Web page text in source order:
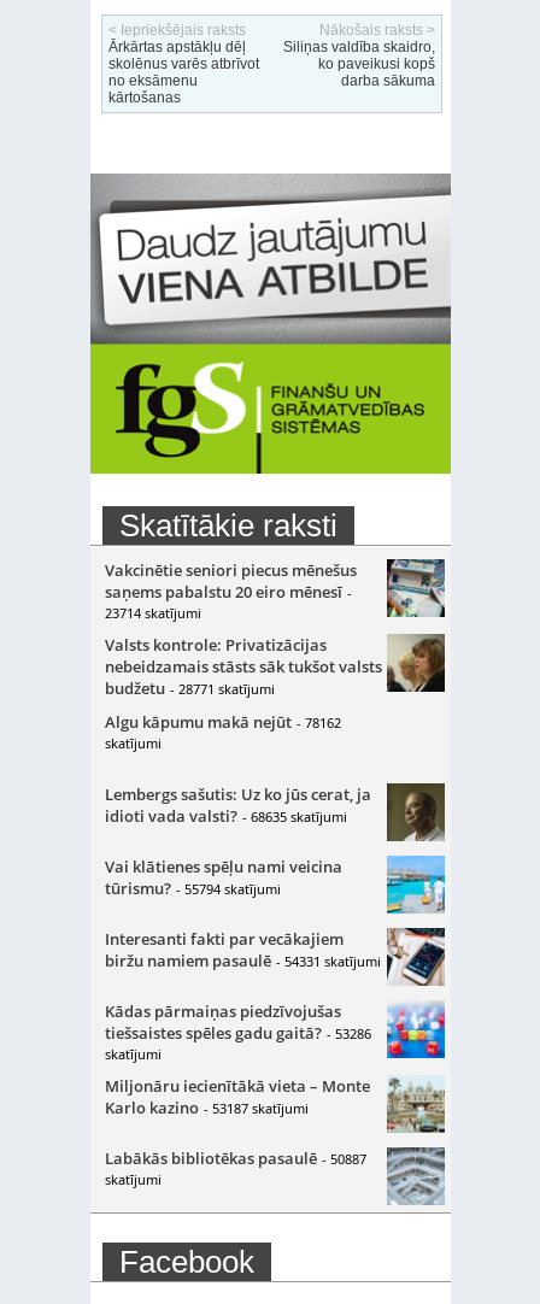
< Iepriekšējais raksts
Ārkārtas apstākļu dēļ
skolēnus varēs atbrīvot
no eksāmenu
kārtošanas
Nākošais raksts >
Siliņas valdība skaidro,
ko paveikusi kopš
darba sākuma
Skatītākie raksti
Vakcinētie seniori piecus mēnešus
saņems pabalstu 20 eiro mēnesī -
23714 skatījumi
Valsts kontrole: Privatizācijas
nebeidzamais stāsts sāk tukšot valsts
budžetu - 28771 skatījumi
Algu kāpumu makā nejūt - 78162
skatījumi
Lembergs sašutis: Uz ko jūs cerat, ja
idioti vada valsti? - 68635 skatījumi
Vai klātienes spēļu nami veicina
tūrismu? - 55794 skatījumi
Interesanti fakti par vecākajiem
biržu namiem pasaulē - 54331 skatījumi
Kādas pārmaiņas piedzīvojušas
tiešsaistes spēles gadu gaitā? - 53286
skatījumi
Miljonāru iecienītākā vieta – Monte
Karlo kazino - 53187 skatījumi
Labākās bibliotēkas pasaulē - 50887
skatījumi
Facebook